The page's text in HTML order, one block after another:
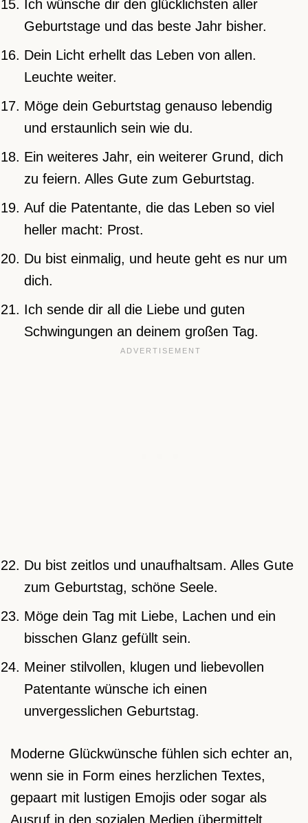
Ich wünsche dir den glücklichsten aller
Geburtstage und das beste Jahr bisher.
Dein Licht erhellt das Leben von allen.
Leuchte weiter.
Möge dein Geburtstag genauso lebendig
und erstaunlich sein wie du.
Ein weiteres Jahr, ein weiterer Grund, dich
zu feiern. Alles Gute zum Geburtstag.
Auf die Patentante, die das Leben so viel
heller macht: Prost.
Du bist einmalig, und heute geht es nur um
dich.
Ich sende dir all die Liebe und guten
Schwingungen an deinem großen Tag.
Du bist zeitlos und unaufhaltsam. Alles Gute
zum Geburtstag, schöne Seele.
Möge dein Tag mit Liebe, Lachen und ein
bisschen Glanz gefüllt sein.
Meiner stilvollen, klugen und liebevollen
Patentante wünsche ich einen
unvergesslichen Geburtstag.
Moderne Glückwünsche fühlen sich echter an,
wenn sie in Form eines herzlichen Textes,
gepaart mit lustigen Emojis oder sogar als
Ausruf in den sozialen Medien übermittelt